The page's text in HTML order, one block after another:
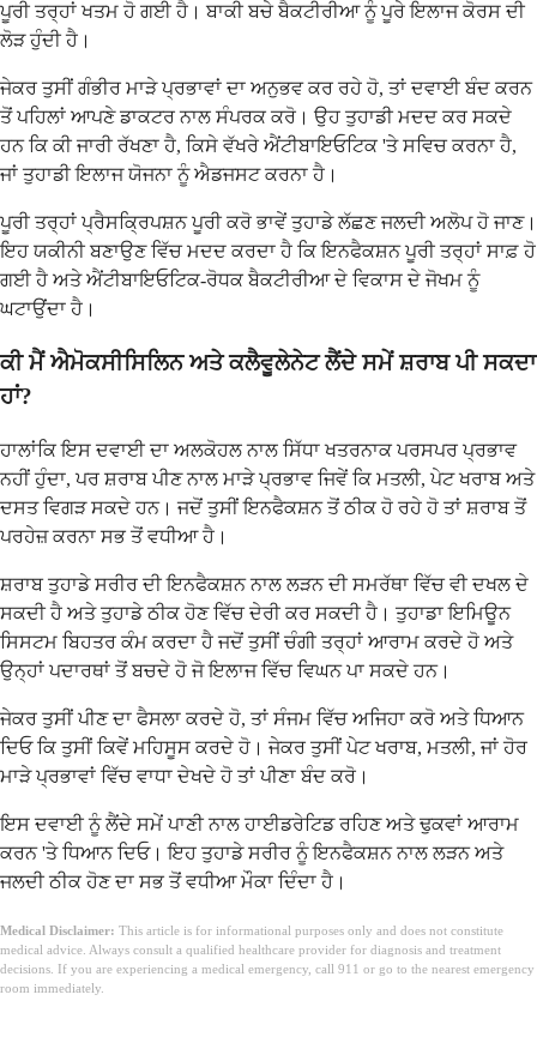
ਪੂਰੀ ਤਰ੍ਹਾਂ ਖਤਮ ਹੋ ਗਈ ਹੈ। ਬਾਕੀ ਬਚੇ ਬੈਕਟੀਰੀਆ ਨੂੰ ਪੂਰੇ ਇਲਾਜ ਕੋਰਸ ਦੀ
ਲੋੜ ਹੁੰਦੀ ਹੈ।
ਜੇਕਰ ਤੁਸੀਂ ਗੰਭੀਰ ਮਾੜੇ ਪ੍ਰਭਾਵਾਂ ਦਾ ਅਨੁਭਵ ਕਰ ਰਹੇ ਹੋ, ਤਾਂ ਦਵਾਈ ਬੰਦ ਕਰਨ
ਤੋਂ ਪਹਿਲਾਂ ਆਪਣੇ ਡਾਕਟਰ ਨਾਲ ਸੰਪਰਕ ਕਰੋ। ਉਹ ਤੁਹਾਡੀ ਮਦਦ ਕਰ ਸਕਦੇ
ਹਨ ਕਿ ਕੀ ਜਾਰੀ ਰੱਖਣਾ ਹੈ, ਕਿਸੇ ਵੱਖਰੇ ਐਂਟੀਬਾਇਓਟਿਕ 'ਤੇ ਸਵਿਚ ਕਰਨਾ ਹੈ,
ਜਾਂ ਤੁਹਾਡੀ ਇਲਾਜ ਯੋਜਨਾ ਨੂੰ ਐਡਜਸਟ ਕਰਨਾ ਹੈ।
ਪੂਰੀ ਤਰ੍ਹਾਂ ਪ੍ਰੈਸਕ੍ਰਿਪਸ਼ਨ ਪੂਰੀ ਕਰੋ ਭਾਵੇਂ ਤੁਹਾਡੇ ਲੱਛਣ ਜਲਦੀ ਅਲੋਪ ਹੋ ਜਾਣ।
ਇਹ ਯਕੀਨੀ ਬਣਾਉਣ ਵਿੱਚ ਮਦਦ ਕਰਦਾ ਹੈ ਕਿ ਇਨਫੈਕਸ਼ਨ ਪੂਰੀ ਤਰ੍ਹਾਂ ਸਾਫ਼ ਹੋ
ਗਈ ਹੈ ਅਤੇ ਐਂਟੀਬਾਇਓਟਿਕ-ਰੋਧਕ ਬੈਕਟੀਰੀਆ ਦੇ ਵਿਕਾਸ ਦੇ ਜੋਖਮ ਨੂੰ
ਘਟਾਉਂਦਾ ਹੈ।
ਕੀ ਮੈਂ ਐਮੋਕਸੀਸਿਲਿਨ ਅਤੇ ਕਲੈਵੂਲੇਨੇਟ ਲੈਂਦੇ ਸਮੇਂ ਸ਼ਰਾਬ ਪੀ ਸਕਦਾ
ਹਾਂ?
ਹਾਲਾਂਕਿ ਇਸ ਦਵਾਈ ਦਾ ਅਲਕੋਹਲ ਨਾਲ ਸਿੱਧਾ ਖਤਰਨਾਕ ਪਰਸਪਰ ਪ੍ਰਭਾਵ
ਨਹੀਂ ਹੁੰਦਾ, ਪਰ ਸ਼ਰਾਬ ਪੀਣ ਨਾਲ ਮਾੜੇ ਪ੍ਰਭਾਵ ਜਿਵੇਂ ਕਿ ਮਤਲੀ, ਪੇਟ ਖਰਾਬ ਅਤੇ
ਦਸਤ ਵਿਗੜ ਸਕਦੇ ਹਨ। ਜਦੋਂ ਤੁਸੀਂ ਇਨਫੈਕਸ਼ਨ ਤੋਂ ਠੀਕ ਹੋ ਰਹੇ ਹੋ ਤਾਂ ਸ਼ਰਾਬ ਤੋਂ
ਪਰਹੇਜ਼ ਕਰਨਾ ਸਭ ਤੋਂ ਵਧੀਆ ਹੈ।
ਸ਼ਰਾਬ ਤੁਹਾਡੇ ਸਰੀਰ ਦੀ ਇਨਫੈਕਸ਼ਨ ਨਾਲ ਲੜਨ ਦੀ ਸਮਰੱਥਾ ਵਿੱਚ ਵੀ ਦਖਲ ਦੇ
ਸਕਦੀ ਹੈ ਅਤੇ ਤੁਹਾਡੇ ਠੀਕ ਹੋਣ ਵਿੱਚ ਦੇਰੀ ਕਰ ਸਕਦੀ ਹੈ। ਤੁਹਾਡਾ ਇਮਿਊਨ
ਸਿਸਟਮ ਬਿਹਤਰ ਕੰਮ ਕਰਦਾ ਹੈ ਜਦੋਂ ਤੁਸੀਂ ਚੰਗੀ ਤਰ੍ਹਾਂ ਆਰਾਮ ਕਰਦੇ ਹੋ ਅਤੇ
ਉਨ੍ਹਾਂ ਪਦਾਰਥਾਂ ਤੋਂ ਬਚਦੇ ਹੋ ਜੋ ਇਲਾਜ ਵਿੱਚ ਵਿਘਨ ਪਾ ਸਕਦੇ ਹਨ।
ਜੇਕਰ ਤੁਸੀਂ ਪੀਣ ਦਾ ਫੈਸਲਾ ਕਰਦੇ ਹੋ, ਤਾਂ ਸੰਜਮ ਵਿੱਚ ਅਜਿਹਾ ਕਰੋ ਅਤੇ ਧਿਆਨ
ਦਿਓ ਕਿ ਤੁਸੀਂ ਕਿਵੇਂ ਮਹਿਸੂਸ ਕਰਦੇ ਹੋ। ਜੇਕਰ ਤੁਸੀਂ ਪੇਟ ਖਰਾਬ, ਮਤਲੀ, ਜਾਂ ਹੋਰ
ਮਾੜੇ ਪ੍ਰਭਾਵਾਂ ਵਿੱਚ ਵਾਧਾ ਦੇਖਦੇ ਹੋ ਤਾਂ ਪੀਣਾ ਬੰਦ ਕਰੋ।
ਇਸ ਦਵਾਈ ਨੂੰ ਲੈਂਦੇ ਸਮੇਂ ਪਾਣੀ ਨਾਲ ਹਾਈਡਰੇਟਿਡ ਰਹਿਣ ਅਤੇ ਢੁਕਵਾਂ ਆਰਾਮ
ਕਰਨ 'ਤੇ ਧਿਆਨ ਦਿਓ। ਇਹ ਤੁਹਾਡੇ ਸਰੀਰ ਨੂੰ ਇਨਫੈਕਸ਼ਨ ਨਾਲ ਲੜਨ ਅਤੇ
ਜਲਦੀ ਠੀਕ ਹੋਣ ਦਾ ਸਭ ਤੋਂ ਵਧੀਆ ਮੌਕਾ ਦਿੰਦਾ ਹੈ।
Medical Disclaimer: This article is for informational purposes only and does not constitute
medical advice. Always consult a qualified healthcare provider for diagnosis and treatment
decisions. If you are experiencing a medical emergency, call 911 or go to the nearest emergency
room immediately.